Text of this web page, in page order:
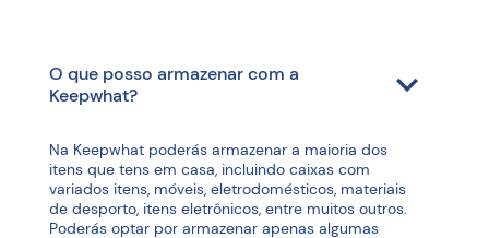
O que posso armazenar com a
Keepwhat?
Na Keepwhat poderás armazenar a maioria dos
itens que tens em casa, incluindo caixas com
variados itens, móveis, eletrodomésticos, materiais
de desporto, itens eletrônicos, entre muitos outros.
Poderás optar por armazenar apenas algumas